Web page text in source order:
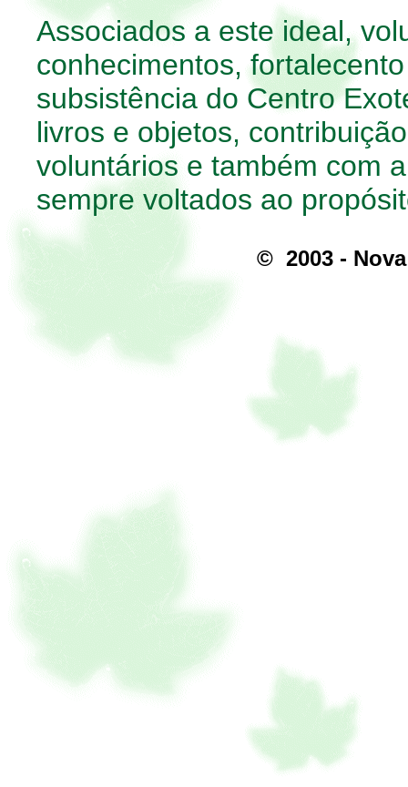
Associados a este ideal,
conhecimentos,
subsistência do Centro
livros e objetos,
voluntários e também com
sempre voltados ao
© 2003 -